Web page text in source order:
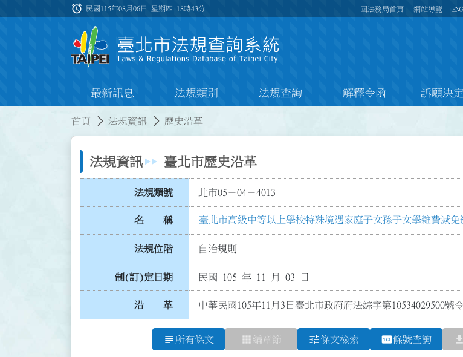
:::
alarm 民國115年08月06日 星期四 18時43分 回法務局首頁 網站導覽
最新訊息 法規類別 法規查詢 解釋令函 訴願決
首頁 法規資訊 歷史沿革
法規資訊 臺北市歷史沿革
法規類號 北市05－04－4013
名 稱 臺北市高級中等以上學校特殊境遇家庭子女孫子女學雜費減免
法規位階 自治規則
制(訂)定日期 民國 105 年 11 月 03 日
沿 革 中華民國105年11月3日臺北市政府府法綜字第10534029500號
subject 所有條文 apps 編章節 tune條文檢索 pin條號查詢 file_download